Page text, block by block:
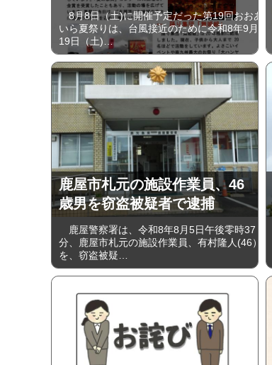
8月8日（土)に開催予定だった第19回おおあ
いら夏祭りは、台風接近のために令和8年9月
19日（土)…
鹿屋市札元の施設作業員、46
歳男を窃盗被疑者で逮捕
鹿屋警察署は、令和8年8月5日午後零時37
分、鹿屋市札元の施設作業員、有村隆人(46）
を、窃盗被疑…